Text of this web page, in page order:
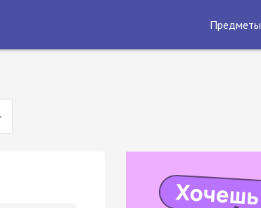
Предметы